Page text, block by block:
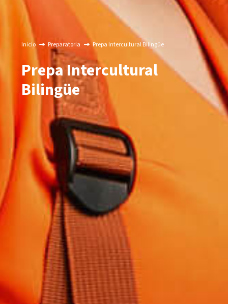
Inicio Preparatoria Prepa Intercultural Bilingüe
Prepa Intercultural
Bilingüe